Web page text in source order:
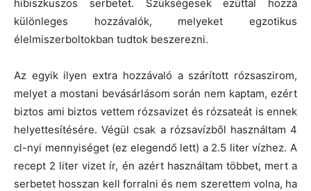
hibiszkuszos serbetet. Szükségesek ezúttal hozzá
különleges hozzávalók, melyeket egzotikus
élelmiszerboltokban tudtok beszerezni.
Az egyik ilyen extra hozzávaló a szárított rózsaszirom,
melyet a mostani bevásárlásom során nem kaptam, ezért
biztos ami biztos vettem rózsavizet és rózsateát is ennek
helyettesítésére. Végül csak a rózsavízből használtam 4
cl-nyi mennyiséget (ez elegendő lett) a 2.5 liter vízhez. A
recept 2 liter vizet ír, én azért használtam többet, mert a
serbetet hosszan kell forralni és nem szerettem volna, ha